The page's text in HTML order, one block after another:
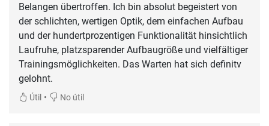
Belangen übertroffen. Ich bin absolut begeistert von
der schlichten, wertigen Optik, dem einfachen Aufbau
und der hundertprozentigen Funktionalität hinsichtlich
Laufruhe, platzsparender Aufbaugröße und vielfältiger
Trainingsmöglichkeiten. Das Warten hat sich definitv
gelohnt.
Útil • No útil